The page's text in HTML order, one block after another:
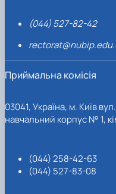
(044) 527-82-42
Приймальна комісія
03041, Україна, м. Київ
навчальний корпус № 1,
(044) 258-42-63
(044) 527-83-08